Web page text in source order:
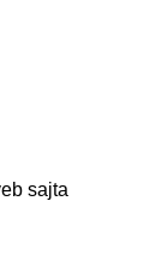
sajta